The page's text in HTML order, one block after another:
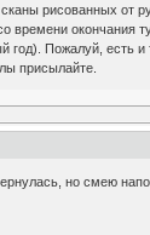
рисованных от
времени окончания
год). Пожалуй, есть
присылайте.
но смею